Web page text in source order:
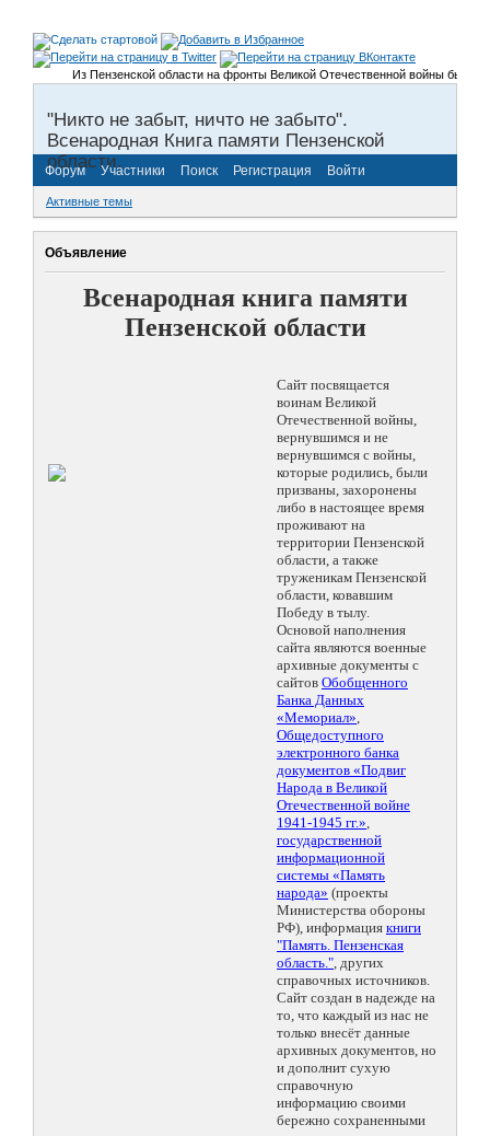
Из Пензенской области на фронты Великой Отечественной войны было
"Никто не забыт, ничто не забыто".
Всенародная Книга памяти Пензенской
области.
Форум Участники Поиск Регистрация Войти
Активные темы
Объявление
Всенародная книга памяти
Пензенской области
Сайт посвящается
воинам Великой
Отечественной войны,
вернувшимся и не
вернувшимся с войны,
которые родились, были
призваны, захоронены
либо в настоящее время
проживают на
территории Пензенской
области, а также
труженикам Пензенской
области, ковавшим
Победу в тылу.
Основой наполнения
сайта являются военные
архивные документы с
сайтов Обобщенного
Банка Данных
«Мемориал»,
Общедоступного
электронного банка
документов «Подвиг
Народа в Великой
Отечественной войне
1941-1945 гг.»,
государственной
информационной
системы «Память
народа» (проекты
Министерства обороны
РФ), информация книги
"Память. Пензенская
область.", других
справочных источников.
Сайт создан в надежде на
то, что каждый из нас не
только внесёт данные
архивных документов, но
и дополнит сухую
справочную
информацию своими
бережно сохраненными